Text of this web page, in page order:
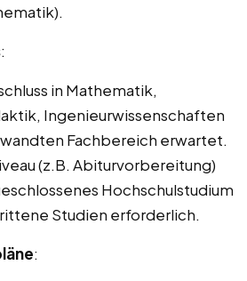
:
in Mathematik,
Ingenieurwissenschaften
Fachbereich erwartet.
(z.B. Abiturvorbereitung)
Hochschulstudium
Studien erforderlich.
: